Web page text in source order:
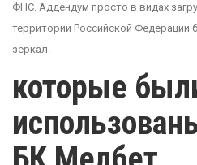
ФНС. Аддендум просто в видах
территории Российской Федерации
зеркал.
которые